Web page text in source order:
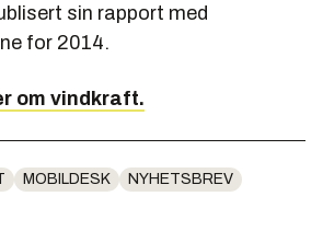
sin rapport med
for 2014.
om vindkraft.
MOBILDESK
NYHETSBREV